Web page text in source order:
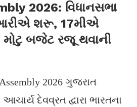
2026: વિધાનસભા
શરૂ, 17મીએ
મોટુ બજેટ રજૂ થવાની
2026 ગુજરાત
દેવવ્રત દ્વારા ભારતના